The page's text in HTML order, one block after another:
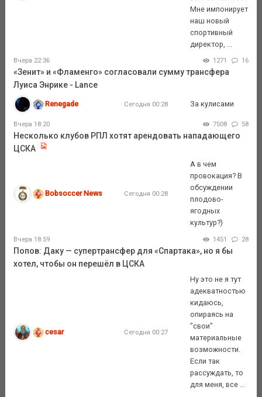
Мне импонирует
наш новый
спортивный
директор, ...
Вчера 22:36 1271 16
«Зенит» и «Фламенго» согласовали сумму трансфера
Луиса Энрике - Lance
Renegade Сегодня 00:28 За кулисами
Вчера 18:20 7508 58
Несколько клубов РПЛ хотят арендовать нападающего
ЦСКА
Bobsoccer News Сегодня 00:28
А в чем
провокация? В
обсуждении
плодово-
ягодных
культур?)
Вчера 18:59 1451 28
Попов: Даку — супертрансфер для «Спартака», но я бы
хотел, чтобы он перешёл в ЦСКА
cesar Сегодня 00:27
Ну это не я тут
адекватностью
кидаюсь,
опираясь на
"свои"
материальные
возможности.
Если так
рассуждать, то
для меня, все ...